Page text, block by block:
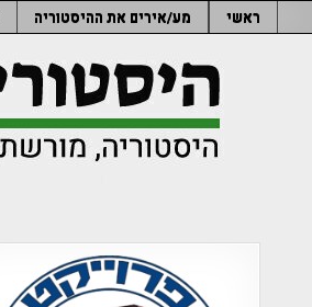
to
ראשי מע/אירים את ההיסטוריה